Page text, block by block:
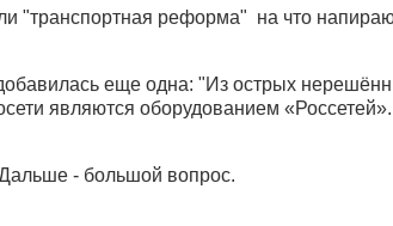
реформа" на что
еще одна: "Из острых
являются оборудованием
- большой вопрос.